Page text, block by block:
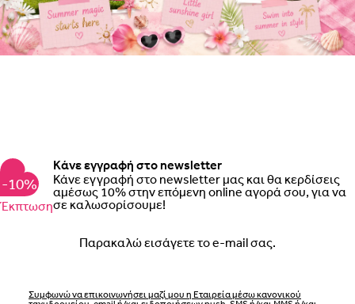
-10%
Έκπτωση
Κάνε εγγραφή στο newsletter
Κάνε εγγραφή στο newsletter μας και θα κερδίσεις
αμέσως 10% στην επόμενη online αγορά σου, για να
σε καλωσορίσουμε!
Συμφωνώ να επικοινωνήσει μαζί μου η Εταιρεία μέσω κανονικού